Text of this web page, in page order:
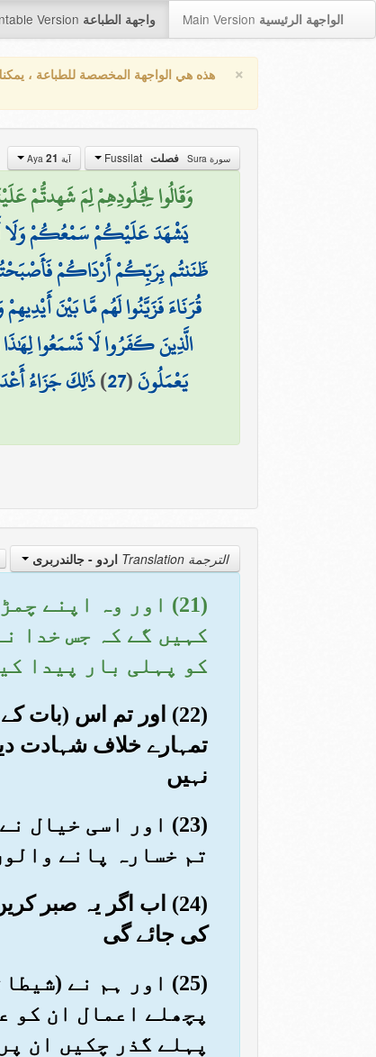
Version واجهة الطباعة Main Version الواجهة الرئيسية
× هذه هي الواجهة المخصصة للطباعة ،
سورة Sura فصلت آية Aya 21
وَقَالُوا لِجُلُودِهِمْ لِمَ شَهِدتُّمْ
يَشْهَدَ عَلَيْكُمْ سَمْعُكُمْ وَلَا
ظَنَنتُم بِرَبِّكُمْ أَرْدَاكُمْ
قُرَنَاءَ فَزَيَّنُوا لَهُم مَّا بَيْنَ
الَّذِينَ كَفَرُوا لَا تَسْمَعُوا
يَعْمَلُونَ(
27
)ذَٰلِكَ جَزَاءُ
الترجمة Translation اردو - جالندربرى
(21) اور وہ اپنے
کہیں گے کہ جس خدا
کو پہلی بار پیدا
(22) اور تم اس (بات
تمہارے خلاف شہادت
نہیں
(23) اور اسی
تم خسارہ پانے
(24) اب اگر یہ صبر
کی جائے گی
(25) اور ہم نے
پچھلے اعمال ان کو
پہلے گذر چکیں ان